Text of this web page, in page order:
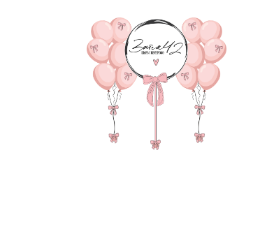
подобрать вам композицию